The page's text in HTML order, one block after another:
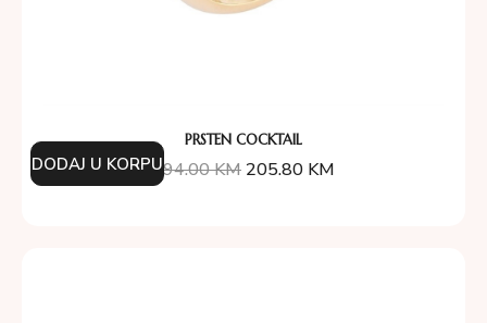
PRSTEN COCKTAIL
294.00KM 205.80 KM
DODAJ U KORPU